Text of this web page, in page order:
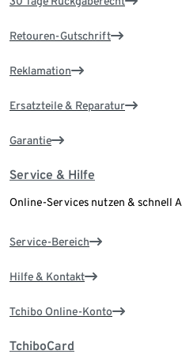
Retouren-Gutschrift
Reklamation
Ersatzteile & Reparatur
Garantie
Service & Hilfe
Online-Services nutzen & schnell
Service-Bereich
Hilfe & Kontakt
Tchibo Online-Konto
TchiboCard